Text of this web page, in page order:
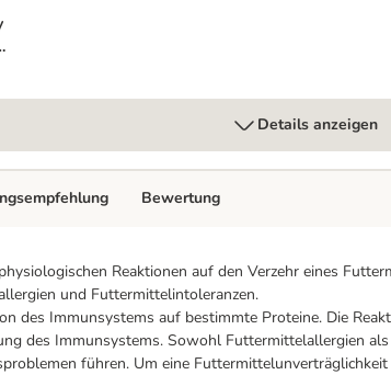
Details anzeigen
Reaktionen auf den Verzehr eines
und Futtermittelintoleranzen.
des Immunsystems auf bestimmte Proteine. Die
des Immunsystems. Sowohl Futtermittelallergien als
führen. Um eine
Bewertung